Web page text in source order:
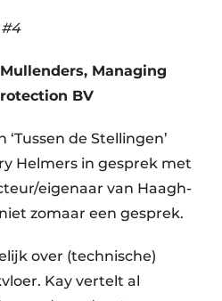
Managing
BV
de Stellingen’
Helmers in gesprek met
eigenaar van Haagh-
zomaar een gesprek.
over (technische)
Kay vertelt al